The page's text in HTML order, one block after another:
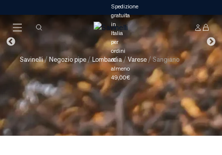
Savinelli/ Negozio pipe/Lombardia/Varese /Sangiano